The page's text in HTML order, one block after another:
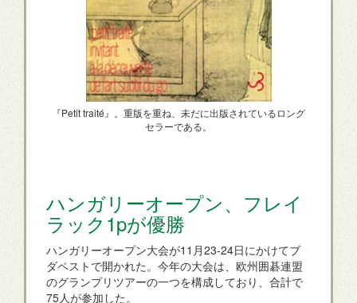
『Petit traité』。重版を重ね、未だに出版されているロング
セラーである。
ハンガリーオープン、フレイ
ラック1pが優勝
ハンガリーオープン大会が11月23-24日にかけてブ
ダペストで開かれた。今年の大会は、欧州囲碁連盟
のグランプリツアーの一つを構成しており、合計で
75人が参加した。